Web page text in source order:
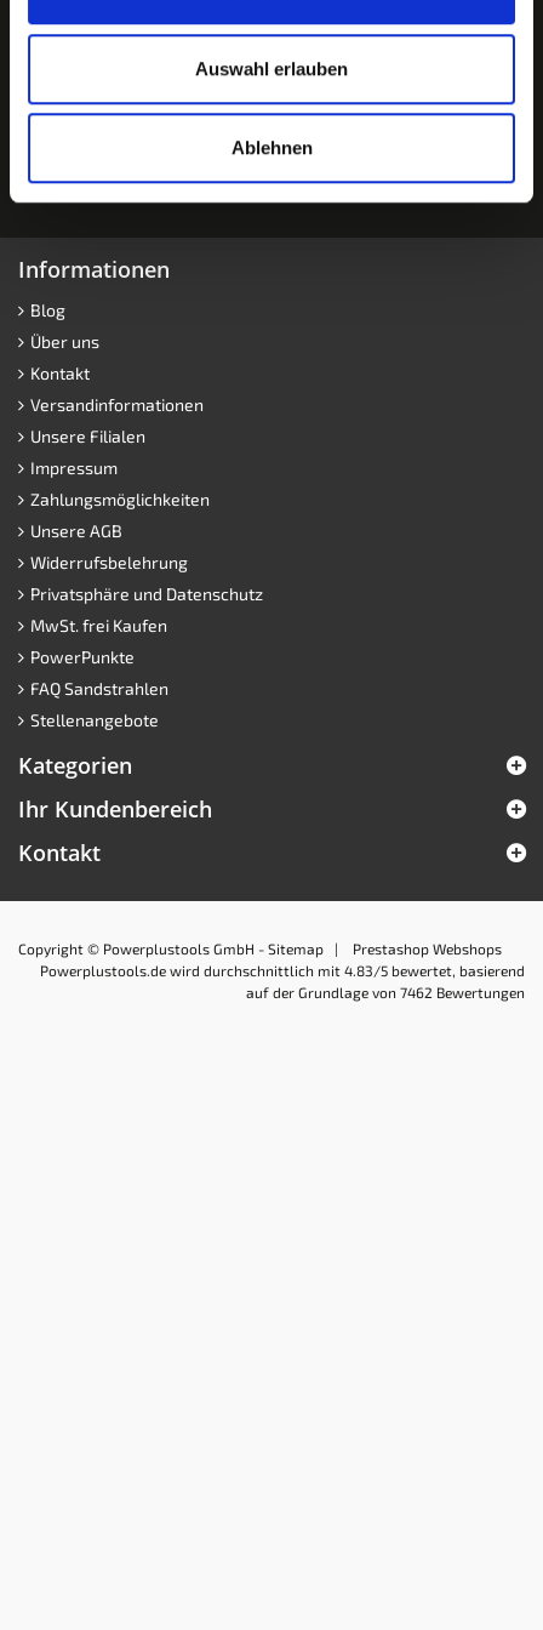
Auswahl erlauben
Ablehnen
Informationen
Blog
Über uns
Kontakt
Versandinformationen
Unsere Filialen
Impressum
Zahlungsmöglichkeiten
Unsere AGB
Widerrufsbelehrung
Privatsphäre und Datenschutz
MwSt. frei Kaufen
PowerPunkte
FAQ Sandstrahlen
Stellenangebote
Kategorien
Ihr Kundenbereich
Kontakt
Copyright © Powerplustools GmbH - Sitemap | Prestashop Webshops
Powerplustools.de wird durchschnittlich mit 4.83 /5 bewertet, basierend
auf der Grundlage von 7462 Bewertungen